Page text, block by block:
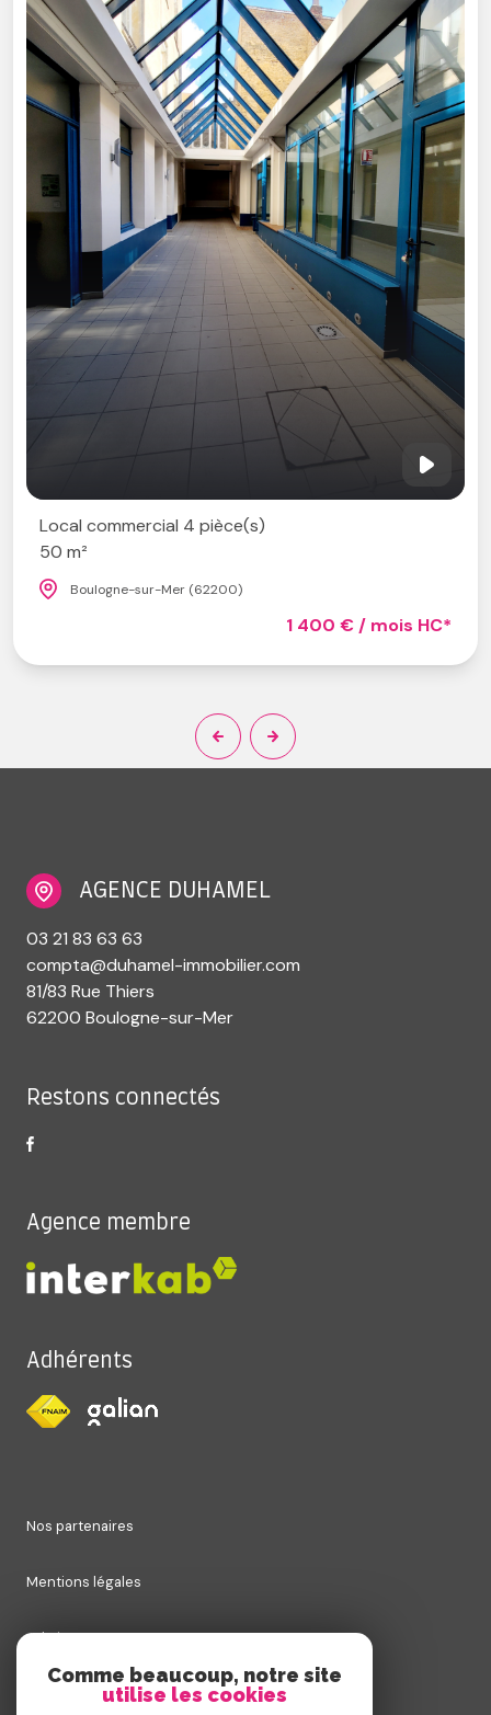
Local commercial
Boulogne-sur-Mer
AGENCE DUHAMEL
03 21 83 63 63
compta@duhamel-immobilier.com
81/83 Rue Thiers
62200 Boulogne-sur-Mer
Restons connectés
Agence membre
Adhérents
nos partenaires
mentions légales
admin
nos honoraires
Comme beaucoup, notre site
utilise les cookies